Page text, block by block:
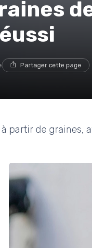
Partager cette page
partir de graines,